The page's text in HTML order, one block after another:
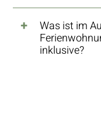
Was ist im
inklusive?